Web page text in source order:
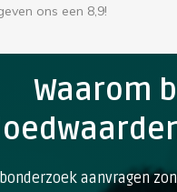
ons een 8,9!
Waarom
aanvragen